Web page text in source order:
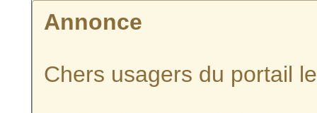
Annonce
Chers usagers du portail